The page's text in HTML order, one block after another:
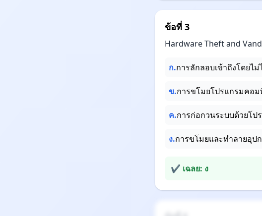
ข้อที่ 3
Hardware Theft and
ก.การลักลอบเข้าถึงโดยไ
ข.การขโมยโปรแกรมคอม
ค.การก่อกวนระบบด้วยโป
ง.การขโมยและทำลายอุป
✔ เฉลย: ง